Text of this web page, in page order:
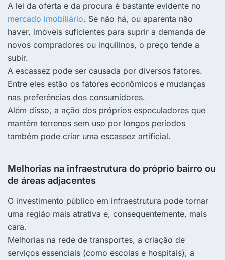
A lei da oferta e da procura é bastante evidente no
mercado imobiliário. Se não há, ou aparenta não
haver, imóveis suficientes para suprir a demanda de
novos compradores ou inquilinos, o preço tende a
subir.
A escassez pode ser causada por diversos fatores.
Entre eles estão os fatores econômicos e mudanças
nas preferências dos consumidores.
Além disso, a ação dos próprios especuladores que
mantêm terrenos sem uso por longos períodos
também pode criar uma escassez artificial.
Melhorias na infraestrutura do próprio bairro ou
de áreas adjacentes
O investimento público em infraestrutura pode tornar
uma região mais atrativa e, consequentemente, mais
cara.
Melhorias na rede de transportes, a criação de
serviços essenciais (como escolas e hospitais), a